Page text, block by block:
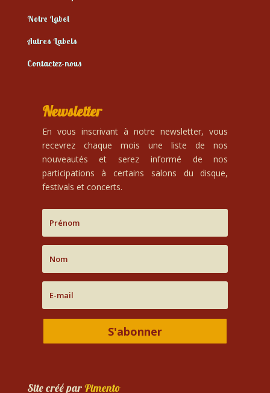
Notre Label
Autres Labels
Contactez-nous
Newsletter
En vous inscrivant à notre newsletter, vous
recevrez chaque mois une liste de nos
nouveautés et serez informé de nos
participations à certains salons du disque,
festivals et concerts.
S'abonner
Site créé parPimento